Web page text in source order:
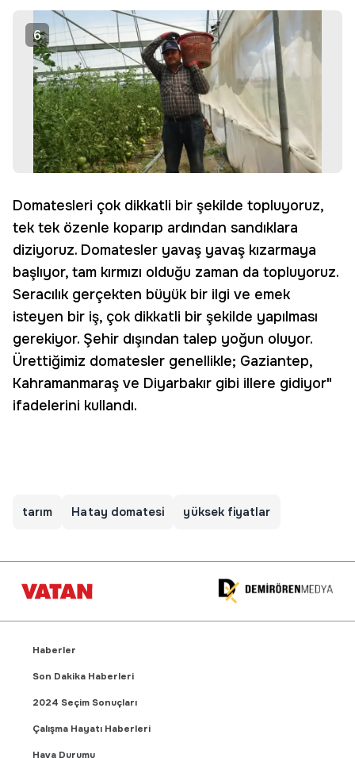
6
Domatesleri çok dikkatli bir şekilde topluyoruz,
tek tek özenle koparıp ardından sandıklara
diziyoruz. Domatesler yavaş yavaş kızarmaya
başlıyor, tam kırmızı olduğu zaman da topluyoruz.
Seracılık gerçekten büyük bir ilgi ve emek
isteyen bir iş, çok dikkatli bir şekilde yapılması
gerekiyor. Şehir dışından talep yoğun oluyor.
Ürettiğimiz domatesler genellikle; Gaziantep,
Kahramanmaraş ve Diyarbakır gibi illere gidiyor"
ifadelerini kullandı.
tarım Hatay domatesi yüksek fiyatlar
Haberler
Son Dakika Haberleri
2024 Seçim Sonuçları
Çalışma Hayatı Haberleri
Hava Durumu